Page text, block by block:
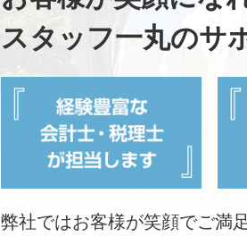
スタッフ一丸のサ
弊社ではお客様が笑顔でご満